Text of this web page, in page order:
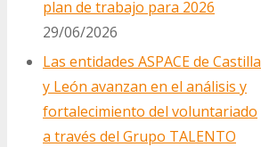
plan de trabajo para 2026
29/06/2026
Las entidades ASPACE de Castilla
y León avanzan en el análisis y
fortalecimiento del voluntariado
a través del Grupo TALENTO